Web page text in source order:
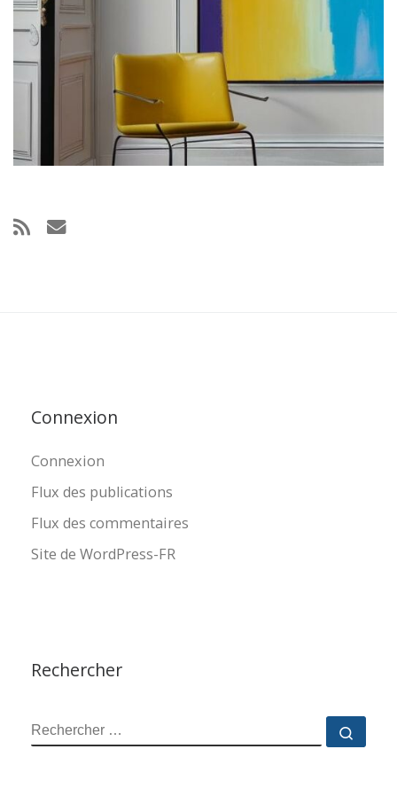
Connexion
Connexion
Flux des publications
Flux des commentaires
Site de WordPress-FR
Rechercher
RECHERCHER